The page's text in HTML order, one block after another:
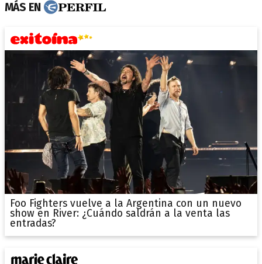
MÁS EN
Foo Fighters vuelve a la Argentina con un nuevo
show en River: ¿Cuándo saldrán a la venta las
entradas?